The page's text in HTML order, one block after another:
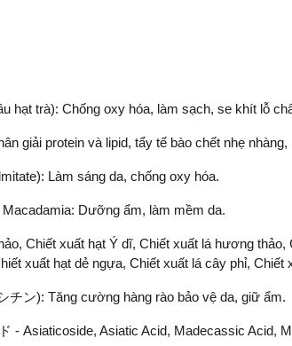
hạt trà): Chống oxy hóa, làm sạch, se khít lỗ
giải protein và lipid, tẩy tế bào chết nhẹ nhàng,
Làm sáng da, chống oxy hóa.
Dưỡng ẩm, làm mềm da.
Chiết xuất hạt Ý dĩ, Chiết xuất lá hương
xuất hạt dẻ ngựa, Chiết xuất lá cây phỉ,
チン): Tăng cường hàng rào bảo vệ da, giữ ẩm.
Asiaticoside, Asiatic Acid, Madecassic Acid,